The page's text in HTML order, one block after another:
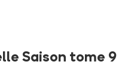
Saison tome 9